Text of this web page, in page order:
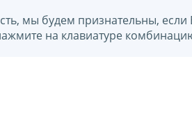
мы будем признательны,
на клавиатуре